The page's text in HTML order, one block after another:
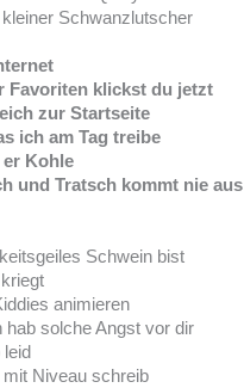
Schwanzlutscher
Favoriten klickst du jetzt
zur Startseite
ich am Tag treibe
Kohle
und Tratsch kommt nie aus
Schwein bist
animieren
solche Angst vor dir
Niveau schreib